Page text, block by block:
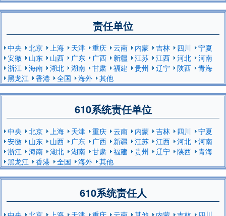
责任单位
中央 北京 上海 天津 重庆 云南 内蒙 吉林 四川
宁夏
安徽
山东 山西 广东 广西 新疆 江苏 江西 河北
河南
浙江
海南 湖北 湖南 甘肃 福建 贵州 辽宁 陕西
青海
黑龙江
香港 全国 海外 其他
610系统责任单位
中央 北京 上海 天津 重庆 云南 内蒙 吉林 四川
宁夏
安徽
山东 山西 广东 广西 新疆 江苏 江西 河北
河南
浙江
海南 湖北 湖南 甘肃 福建 贵州 辽宁 陕西
青海
黑龙江
香港 全国 海外 其他
610系统责任人